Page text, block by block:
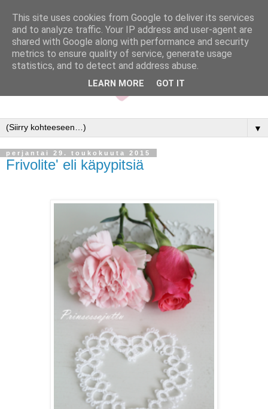
▼
perjantai 29. toukokuuta 2015
Frivolite' eli käpypitsiä
This site uses cookies from Google to deliver its services
and to analyze traffic. Your IP address and user-agent are
shared with Google along with performance and security
metrics to ensure quality of service, generate usage
statistics, and to detect and address abuse.
LEARN MORE GOT IT